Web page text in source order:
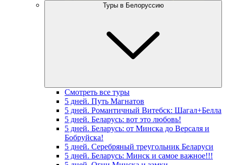
Туры в Белоруссию
Смотреть все туры
5 дней. Путь Магнатов
5 дней. Романтичный Витебск: Шагал+Белла
5 дней. Беларусь: вот это любовь!
5 дней. Беларусь: от Минска до Версаля и
Бобруйска!
5 дней. Серебряный треугольник Беларуси
5 дней. Беларусь: Минск и самое важное!!!